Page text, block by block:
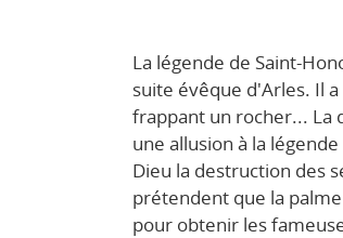
La légende de Saint-
suite évêque d'Arles. Il
frappant un rocher... La
une allusion à la
Dieu la destruction des
prétendent que la
pour obtenir les